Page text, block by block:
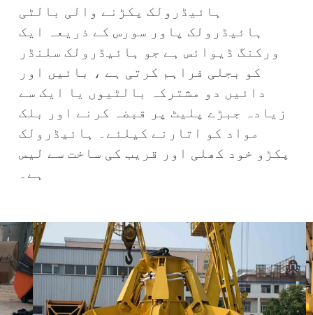
ہائیڈرولک پکڑنے والی بالٹی
ہائیڈرولک پاور سورس کے ذریعہ ایک
ورکنگ ڈیوائس ہے جو ہائیڈرولک سلنڈر
کو بجلی فراہم کرتی ہے ، بائیں اور
دائیں دو مشترکہ بالٹیوں یا ایک سے
زیادہ جبڑے پلیٹ پر قبضہ کرنے اور بلک
مواد کو اتارنے کیلئے۔ ہائیڈرولک
پکڑو خود کھلی اور قریب کی ساخت سے لیس
ہے۔